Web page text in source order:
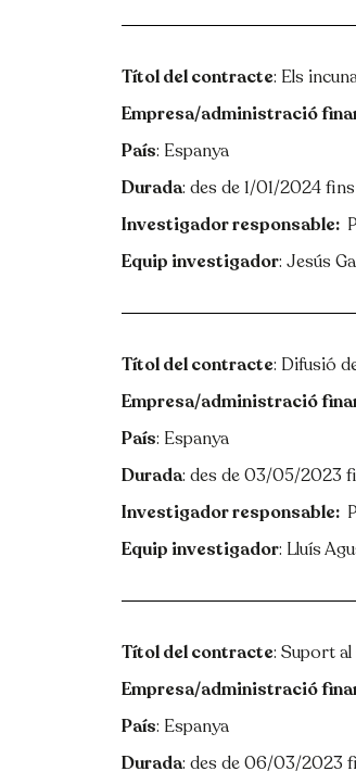
Títol del contracte: Els
Empresa/administració
País: Espanya
Durada: des de 1/01/2024
Investigador responsable:
Equip investigador: Jesús
Títol del contracte: Difusió
Empresa/administració
País: Espanya
Durada: des de 03/05/2023
Investigador responsable:
Equip investigador: Lluís
Títol del contracte: Suport
Empresa/administració
País: Espanya
Durada: des de 06/03/2023
Català Español English